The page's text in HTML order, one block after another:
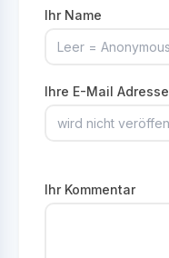
Ihr Name
Ihre E-Mail Adresse
Ihr Kommentar